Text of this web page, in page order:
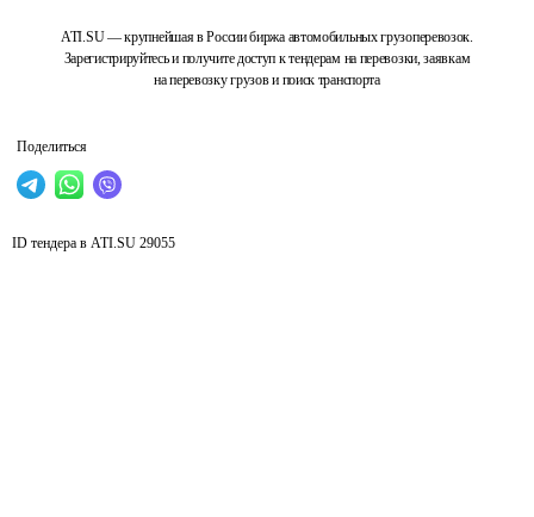
ATI.SU — крупнейшая в России биржа автомобильных грузоперевозок.
Зарегистрируйтесь и получите доступ к тендерам на перевозки, заявкам
на перевозку грузов и поиск транспорта
Поделиться
ID тендера в ATI.SU 29055